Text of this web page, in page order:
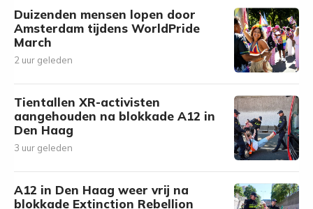
Duizenden mensen lopen door
Amsterdam tijdens WorldPride
March
2 uur geleden
Tientallen XR-activisten
aangehouden na blokkade A12 in
Den Haag
3 uur geleden
A12 in Den Haag weer vrij na
blokkade Extinction Rebellion